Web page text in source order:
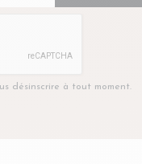
désinscrire à tout moment.